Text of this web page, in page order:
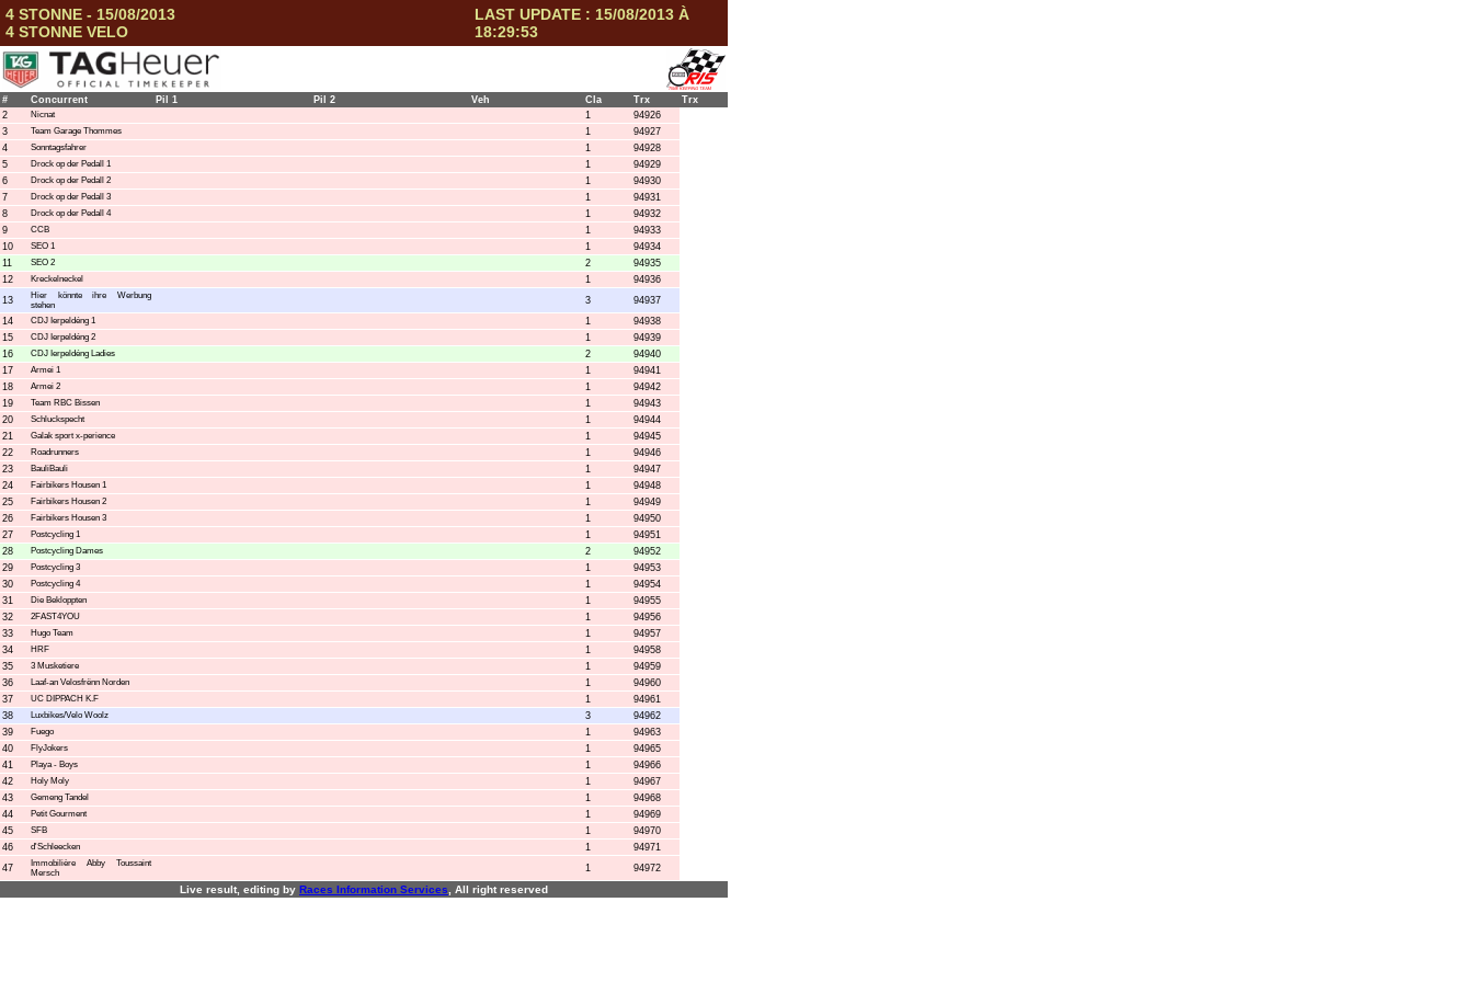
4 STONNE - 15/08/2013
4 STONNE VELO
LAST UPDATE : 15/08/2013 À
18:29:53
# Concurrent Pil 1 Pil 2 Veh Cla Trx
Trx
2
Nicnat 1
94926
3
Team Garage Thommes 1
94927
4
Sonntagsfahrer 1
94928
5
Drock op der Pedall 1 1
94929
6
Drock op der Pedall 2 1
94930
7
Drock op der Pedall 3 1
94931
8
Drock op der Pedall 4 1
94932
9
CCB 1
94933
10
SEO 1 1
94934
11
SEO 2 2
94935
12
Kreckelneckel 1
94936
13
Hier könnte ihre Werbung
stehen
3
94937
14
CDJ Ierpeldéng 1 1
94938
15
CDJ Ierpeldéng 2 1
94939
16
CDJ Ierpeldéng Ladies 2
94940
17
Armei 1 1
94941
18
Armei 2 1
94942
19
Team RBC Bissen 1
94943
20
Schluckspecht 1
94944
21
Galak sport x-perience 1
94945
22
Roadrunners 1
94946
23
BauliBauli 1
94947
24
Fairbikers Housen 1 1
94948
25
Fairbikers Housen 2 1
94949
26
Fairbikers Housen 3 1
94950
27
Postcycling 1 1
94951
28
Postcycling Dames 2
94952
29
Postcycling 3 1
94953
30
Postcycling 4 1
94954
31
Die Bekloppten 1
94955
32
2FAST4YOU 1
94956
33
Hugo Team 1
94957
34
HRF 1
94958
35
3 Musketiere 1
94959
36
Laaf-an Velosfrënn Norden 1
94960
37
UC DIPPACH K.F 1
94961
38
Luxbikes/Velo Woolz 3
94962
39
Fuego 1
94963
40
FlyJokers 1
94965
41
Playa - Boys 1
94966
42
Holy Moly 1
94967
43
Gemeng Tandel 1
94968
44
Petit Gourment 1
94969
45
SFB 1
94970
46
d'Schleecken 1
94971
47
Immobilière Abby Toussaint
Mersch
1 94972
Live result, editing by Races Information Services , All right reserved